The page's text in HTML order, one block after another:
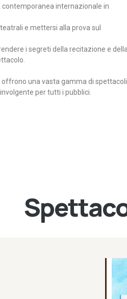
contemporanea internazionale in
e mettersi alla prova sul
i segreti della recitazione e della
offrono una vasta gamma di spettacoli
per tutti i pubblici.